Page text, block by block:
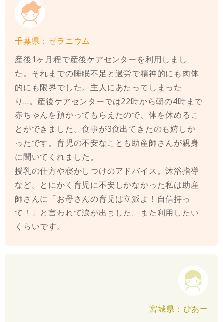
千葉県：ゼラニウム
産後1ヶ月程で産後ケアセンターを利用しまし
た。それまでの睡眠不足と過労で精神的にも肉体
的にも限界でした。主人にあたってしまった
り…。産後ケアセンターでは22時から朝の4時まで
赤ちゃんを預かってもらえたので、体を休めるこ
とができました。食事が3食出てきたのも嬉しか
ったです。育児の不安なことも助産師さんが親身
に聞いてくれました。
授乳の仕方や寝かしつけのアドバイス。沐浴指導
など。とにかく育児に不安しかなかった私は助産
師さんに「お母さんの育児は立派よ！自信持っ
て！」と言われて涙が出ました。また利用したい
くらいです。
宮城県：ぴあー